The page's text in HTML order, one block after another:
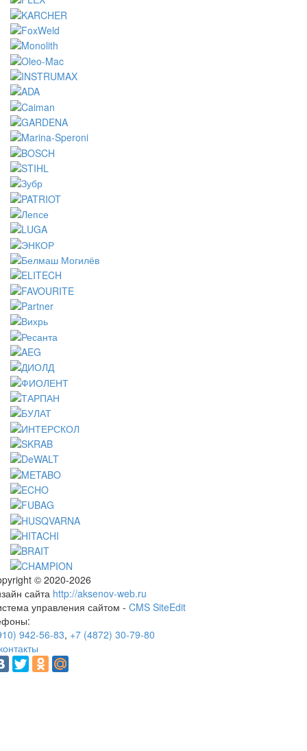
© 2020-2026
сайта http://aksenov-web.ru
управления сайтом - CMS SiteEdit
942-56-83, +7 (4872) 30-79-80